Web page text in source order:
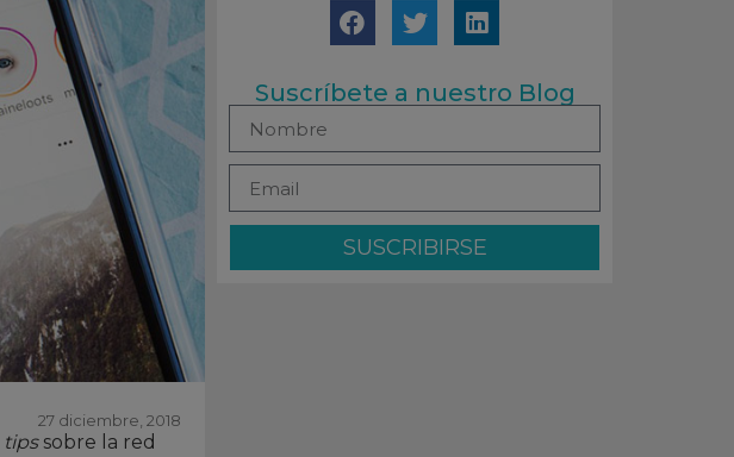
27 diciembre, 2018
tipssobre la red
Suscríbete a nuestro Blog
SUSCRIBIRSE